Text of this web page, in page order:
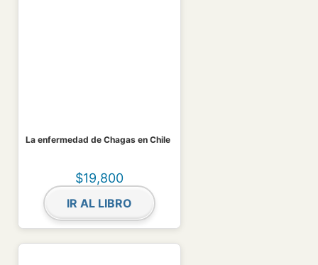
La enfermedad de Chagas en Chile
$19,800
IR AL LIBRO